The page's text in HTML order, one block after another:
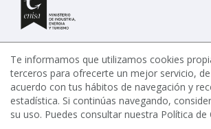
www.celebrents.es tiene una calificación
por 7900 miembros.
Te informamos que utilizamos cookies
terceros para ofrecerte un mejor servicio, de
acuerdo con tus hábitos de navegación y
estadística. Si continúas navegando,
su uso. Puedes consultar nuestra Política de